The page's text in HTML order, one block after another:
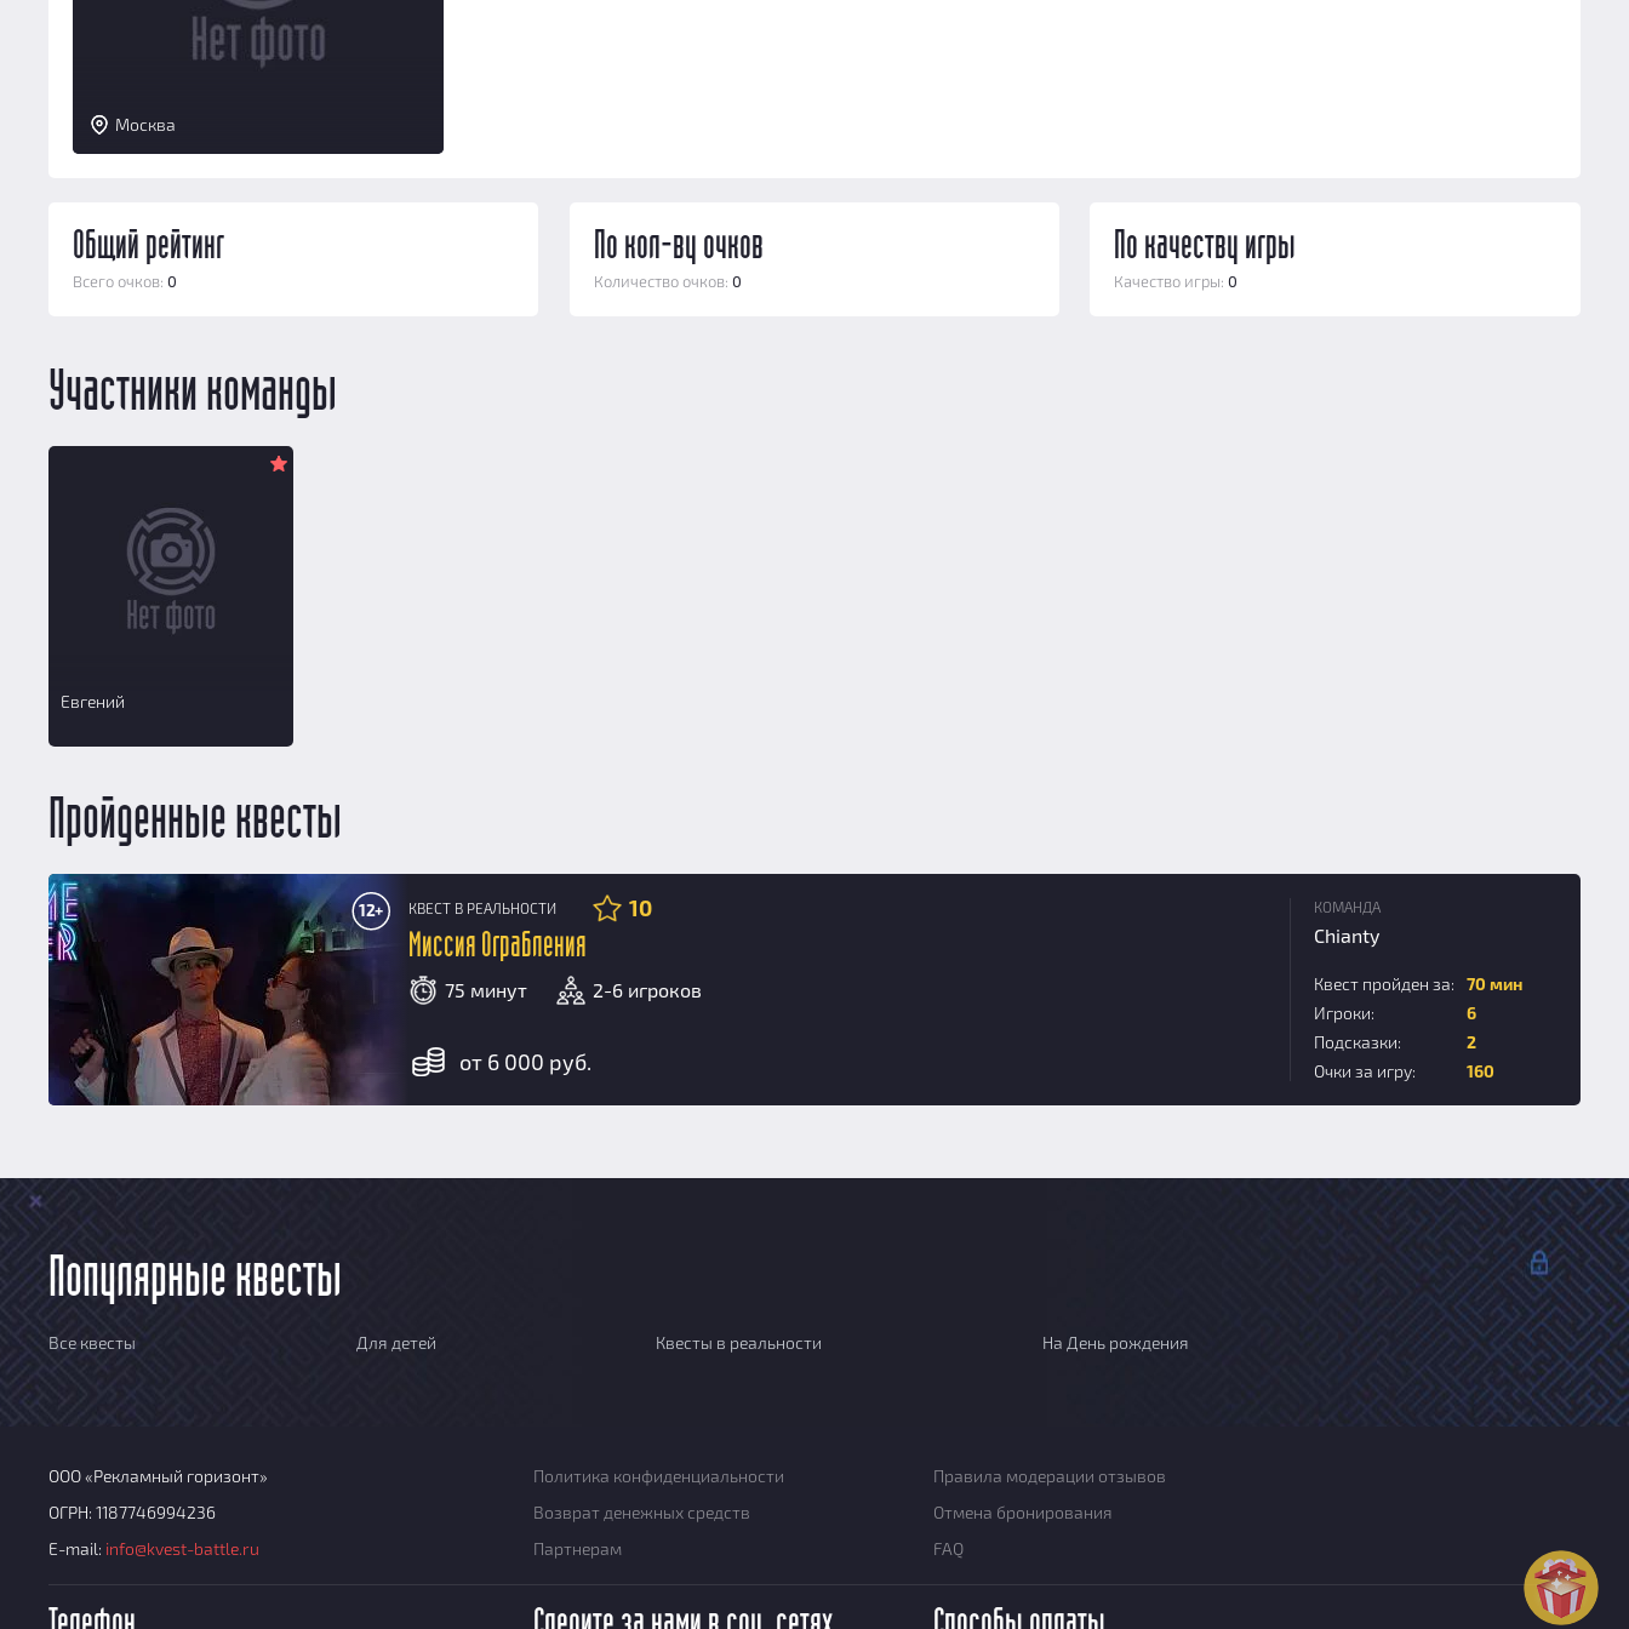
Москва
Общий рейтинг
Всего очков: 0
По кол-ву очков
Количество очков: 0
По качеству игры
Качество игры:0
Участники команды
Евгений
Пройденные квесты
12+ КВЕСТ В РЕАЛЬНОСТИ 10
Миссия Ограбления
75 минут 2-6 игроков
от 6 000 руб.
КОМАНДА
Chianty
Квест пройден за:
70 мин
Игроки:
6
Подсказки:
2
Очки за игру:
160
Популярные квесты
Все квесты Для детей Квесты в реальности На День рождения
ООО «Рекламный горизонт»
ОГРН: 1187746994236
E-mail: info@kvest-battle.ru
Политика конфиденциальности
Правила модерации отзывов
Возврат денежных средств
Отмена бронирования
Партнерам
FAQ